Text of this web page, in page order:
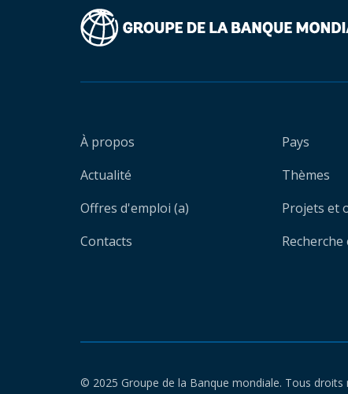
À propos
Actualité
Offres d'emploi (a)
Contacts
Pays
Thèmes
Projets et
© 2025 Groupe de la Banque mondiale. Tous droits